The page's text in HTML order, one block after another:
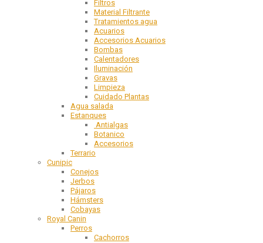
Filtros
Material Filtrante
Tratamientos agua
Acuarios
Accesorios Acuarios
Bombas
Calentadores
Iluminación
Gravas
Limpieza
Cuidado Plantas
Agua salada
Estanques
Antialgas
Botanico
Accesorios
Terrario
Cunipic
Conejos
Jerbos
Pájaros
Hámsters
Cobayas
Royal Canin
Perros
Cachorros